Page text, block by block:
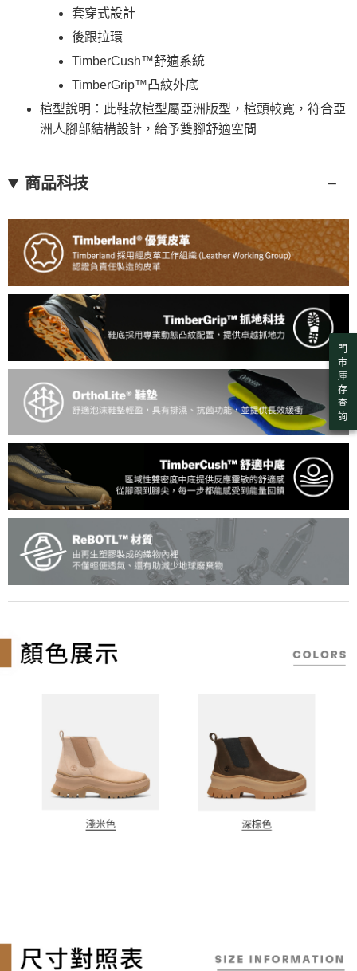
套穿式設計
後跟拉環
TimberCush™舒適系統
TimberGrip™凸紋外底
楦型說明：此鞋款楦型屬亞洲版型，楦頭較寬，符合亞
洲人腳部結構設計，給予雙腳舒適空間
商品科技
門
市
庫
存
查
詢